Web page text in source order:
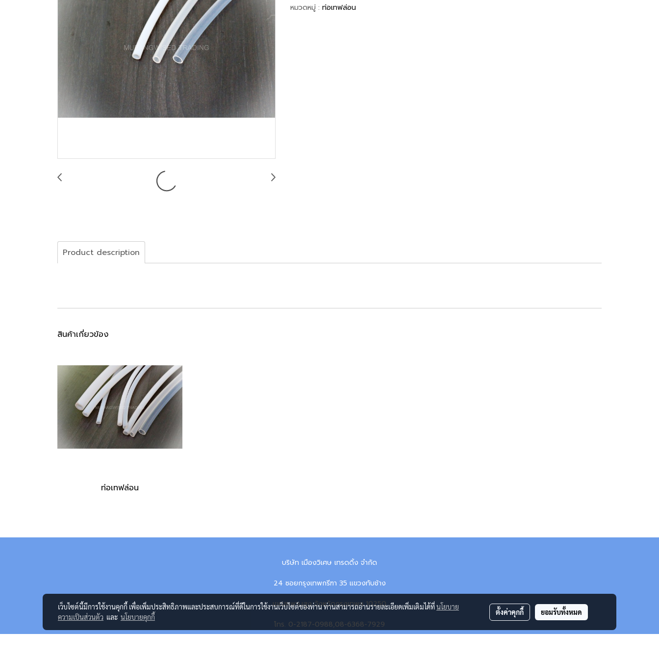
หมวดหมู่ : ท่อเทฟล่อน
Product description
สินค้าเกี่ยวข้อง
ท่อเทฟล่อน
บริษัท เมืองวิเศษ เทรดดิ้ง จำกัด
24 ซอยกรุงเทพกรีฑา 35 แขวงทับช้าง
เขตสะพานสูง จังหวัดกรุงเทพฯ 10250
โทร. 0-2187-0988,08-6368-7929
เว็บไซต์นี้มีการใช้งานคุกกี้ เพื่อเพิ่มประสิทธิภาพและประสบการณ์ที่ดีในการใช้งานเว็บไซต์ของท่าน ท่านสามารถอ่านรายละเอียดเพิ่มเติมได้ที่นโยบาย
ความเป็นส่วนตัว และ นโยบายคุกกี้
ตั้งค่าคุกกี้ ยอมรับทั้งหมด